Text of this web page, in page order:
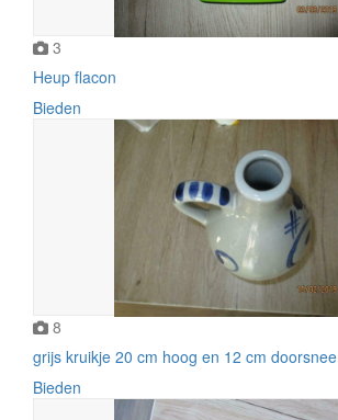
3
Heup flacon
Bieden
8
grijs kruikje 20 cm hoog en 12 cm doorsnee
Bieden